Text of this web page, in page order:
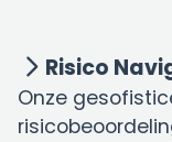
Risico
Onze